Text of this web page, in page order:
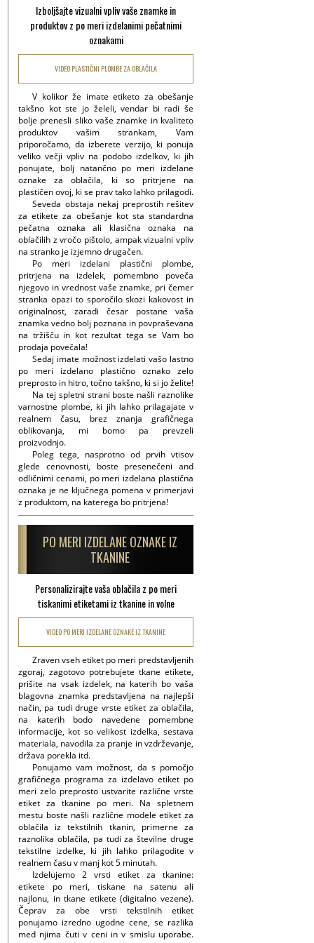
Izboljšajte vizualni vpliv vaše znamke in
produktov z po meri izdelanimi pečatnimi
oznakami
VIDEO PLASTIČNI PLOMBE ZA OBLAČILA
V kolikor že imate etiketo za obešanje
takšno kot ste jo želeli, vendar bi radi še
bolje prenesli sliko vaše znamke in kvaliteto
produktov vašim strankam, Vam
priporočamo, da izberete verzijo, ki ponuja
veliko večji vpliv na podobo izdelkov, ki jih
ponujate, bolj natančno po meri izdelane
oznake za oblačila, ki so pritrjene na
plastičen ovoj, ki se prav tako lahko prilagodi.
Seveda obstaja nekaj preprostih rešitev
za etikete za obešanje kot sta standardna
pečatna oznaka ali klasična oznaka na
oblačilih z vročo pištolo, ampak vizualni vpliv
na stranko je izjemno drugačen.
Po meri izdelani plastični plombe,
pritrjena na izdelek, pomembno poveča
njegovo in vrednost vaše znamke, pri čemer
stranka opazi to sporočilo skozi kakovost in
originalnost, zaradi česar postane vaša
znamka vedno bolj poznana in povpraševana
na tržišču in kot rezultat tega se Vam bo
prodaja povečala!
Sedaj imate možnost izdelati vašo lastno
po meri izdelano plastično oznako zelo
preprosto in hitro, točno takšno, ki si jo želite!
Na tej spletni strani boste našli raznolike
varnostne plombe, ki jih lahko prilagajate v
realnem času, brez znanja grafičnega
oblikovanja, mi bomo pa prevzeli
proizvodnjo.
Poleg tega, nasprotno od prvih vtisov
glede cenovnosti, boste presenečeni and
odličnimi cenami, po meri izdelana plastična
oznaka je ne ključnega pomena v primerjavi
z produktom, na katerega bo pritrjena!
PO MERI IZDELANE OZNAKE IZ
TKANINE
Personalizirajte vaša oblačila z po meri
tiskanimi etiketami iz tkanine in volne
VIDEO PO MERI IZDELANE OZNAKE IZ TKANINE
Zraven vseh etiket po meri predstavljenih
zgoraj, zagotovo potrebujete tkane etikete,
prišite na vsak izdelek, na katerih bo vaša
blagovna znamka predstavljena na najlepši
način, pa tudi druge vrste etiket za oblačila,
na katerih bodo navedene pomembne
informacije, kot so velikost izdelka, sestava
materiala, navodila za pranje in vzdrževanje,
država porekla itd.
Ponujamo vam možnost, da s pomočjo
grafičnega programa za izdelavo etiket po
meri zelo preprosto ustvarite različne vrste
etiket za tkanine po meri. Na spletnem
mestu boste našli različne modele etiket za
oblačila iz tekstilnih tkanin, primerne za
raznolika oblačila, pa tudi za številne druge
tekstilne izdelke, ki jih lahko prilagodite v
realnem času v manj kot 5 minutah.
Izdelujemo 2 vrsti etiket za tkanine:
etikete po meri, tiskane na satenu ali
najlonu, in tkane etikete (digitalno vezene).
Čeprav za obe vrsti tekstilnih etiket
ponujamo izredno ugodne cene, se razlika
med njima čuti v ceni in v smislu uporabe.